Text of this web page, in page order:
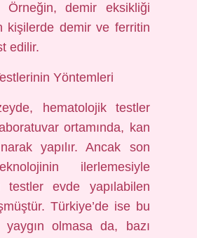
Örneğin, demir eksikliği
kişilerde demir ve ferritin
edilir.
Yöntemleri
hematolojik testler
ortamında, kan
yapılır. Ancak son
ilerlemesiyle
testler evde yapılabilen
Türkiye’de ise bu
olmasa da, bazı